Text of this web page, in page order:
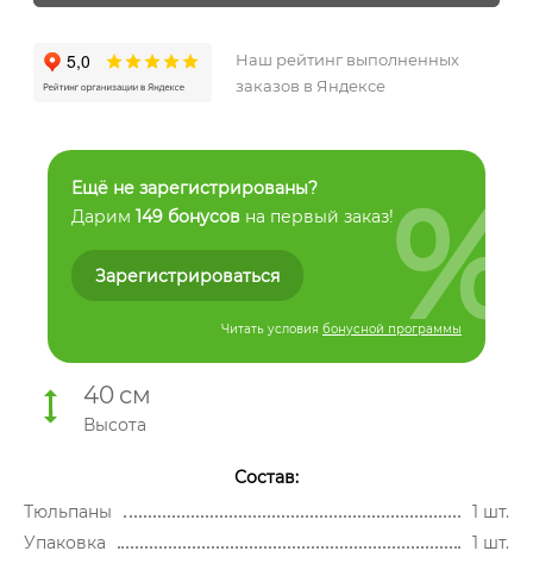
Наш рейтинг выполненных
заказов в Яндексе
Ещё не зарегистрированы?
Дарим 149 бонусов на первый заказ!
Зарегистрироваться
Читать условия бонусной программы
%
40 см
Высота
Состав:
Тюльпаны
1 шт.
Упаковка
1 шт.